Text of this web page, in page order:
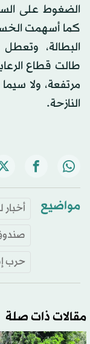
الضغوط على
كما أسهمت
البطالة، وتعطل
طالت قطاع
مرتفعة، ولا
النازحة.
مواضيع أخبار
حرب
مقالات ذات صلة